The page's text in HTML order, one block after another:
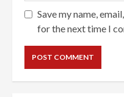
Save my name,
for the next time I